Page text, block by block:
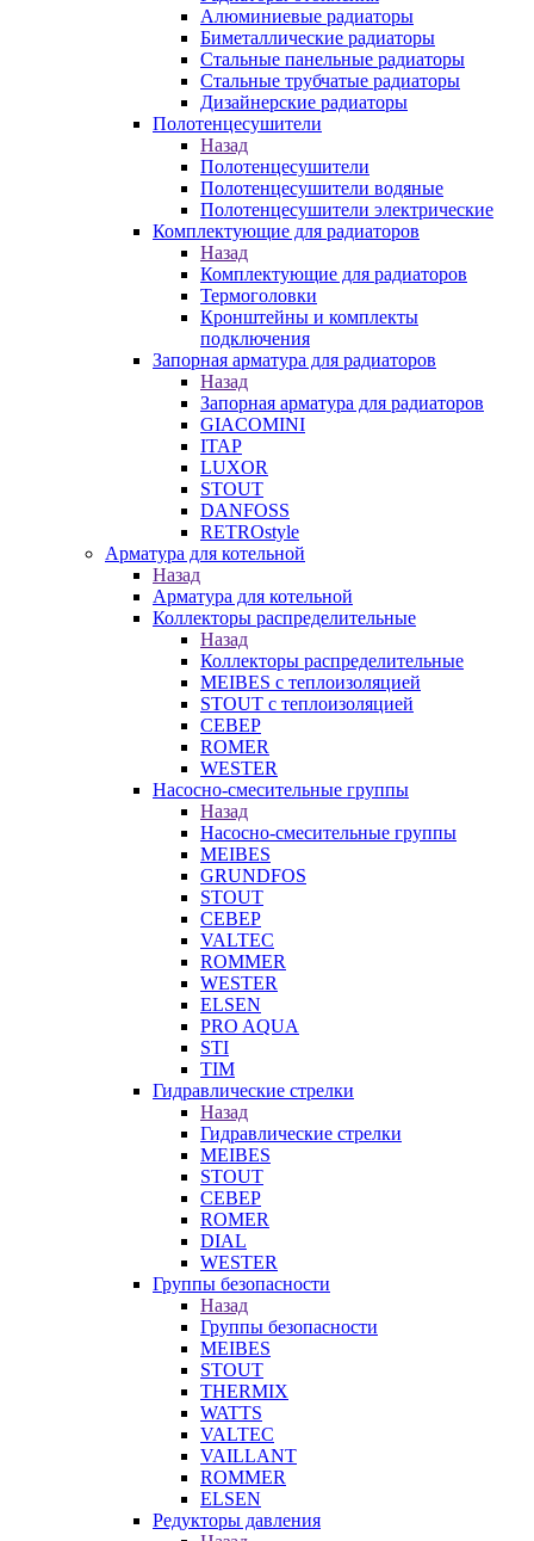
Алюминиевые радиаторы
Биметаллические радиаторы
Стальные панельные радиаторы
Стальные трубчатые радиаторы
Дизайнерские радиаторы
Полотенцесушители
Назад
Полотенцесушители
Полотенцесушители водяные
Полотенцесушители электрические
Комплектующие для радиаторов
Назад
Комплектующие для радиаторов
Термоголовки
Кронштейны и комплекты
подключения
Запорная арматура для радиаторов
Назад
Запорная арматура для радиаторов
GIACOMINI
ITAP
LUXOR
STOUT
DANFOSS
RETROstyle
Арматура для котельной
Назад
Арматура для котельной
Коллекторы распределительные
Назад
Коллекторы распределительные
MEIBES с теплоизоляцией
STOUT с теплоизоляцией
СЕВЕР
ROMER
WESTER
Насосно-смесительные группы
Назад
Насосно-смесительные группы
MEIBES
GRUNDFOS
STOUT
СЕВЕР
VALTEC
ROMMER
WESTER
ELSEN
PRO AQUA
STI
TIM
Гидравлические стрелки
Назад
Гидравлические стрелки
MEIBES
STOUT
СЕВЕР
ROMER
DIAL
WESTER
Группы безопасности
Назад
Группы безопасности
MEIBES
STOUT
THERMIX
WATTS
VALTEC
VAILLANT
ROMMER
ELSEN
Редукторы давления